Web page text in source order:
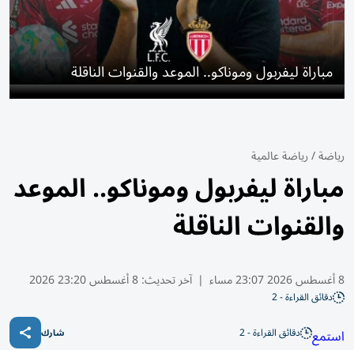
مباراة ليفربول وموناكو.. الموعد والقنوات الناقلة
رياضة/رياضة عالمية
مباراة ليفربول وموناكو.. الموعد
والقنوات الناقلة
8 أغسطس 2026 23:07 مساء | آخر تحديث:8 أغسطس 23:20 2026
دقائق القراءة - 2
استمع دقائق القراءة - 2 شارك